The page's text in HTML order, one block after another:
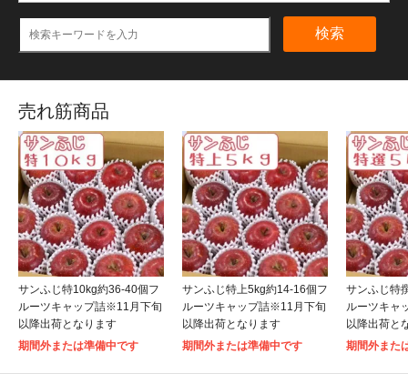
検索
売れ筋商品
サンふじ特10kg約36-40個フ
ルーツキャップ詰※11月下旬
以降出荷となります
期間外または準備中です
サンふじ特上5kg約14-16個フ
ルーツキャップ詰※11月下旬
以降出荷となります
期間外または準備中です
サンふじ特
ルーツキャ
以降出荷と
期間外また